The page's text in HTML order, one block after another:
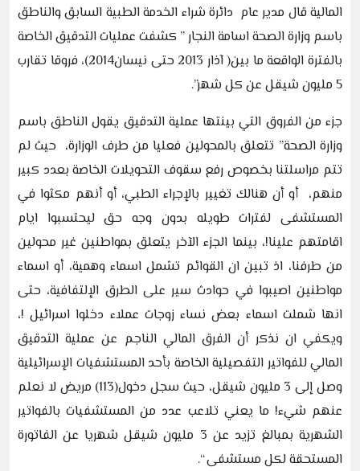
المالية قال مدير عام دائرة شراء الخدمة الطبية السابق والناطق
باسم وزارة الصحة اسامة النجار ” كشفت عمليات التدقيق الخاصة
بالفترة الواقعة ما بين( آذار 2013 حتى نيسان2014)، فروقا تقارب
5 مليون شيقل عن كل شهر”.
جزء من الفروق التي بينتها عملية التدقيق يقول الناطق باسم
وزارة الصحة” تتعلق بالمحولين فعليا من طرف الوزارة، حيث لم
تتم مراسلتنا بخصوص رفع سقوف التحويلات الخاصة بعدد كبير
منهم، أو أن هنالك تغيير بالإجراء الطبي، أو أنهم مكثوا في
المستشفى لفترات طويله بدون وجه حق ليحتسبوا ايام
اقامتهم علينا!، بينما الجزء الآخر يتعلق بمواطنين غير محولين
من طرفنا، اذ تبين ان القوائم تشمل اسماء وهمية، أو اسماء
مواطنين اصيبوا في حوادث سير على الطرق الإلتفافية، حتى
انها شملت اسماء بعض نساء زوجات عملاء دخلوا اسرائيل !،
ويكفي ان نذكر أن الفرق المالي الناجم عن عملية التدقيق
المالي للفواتير التفصيلية الخاصة بأحد المستشفيات الإسرائيلية
وصل إلى 3 مليون شيقل، حيث سجل دخول(113) مريض لا نعلم
عنهم شيء! ما يعني تلاعب عدد من المستشفيات بالفواتير
الشهرية بمبالغ تزيد عن 3 مليون شيقل شهريا عن الفاتورة
المستحقة لكل مستشفى “.